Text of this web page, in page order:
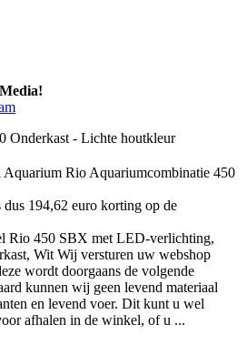
Aquarium Rio Aquariumcombinatie 450
dus 194,62 euro korting op de
Rio 450 SBX met LED-verlichting,
Wit Wij versturen uw webshop
wordt doorgaans de volgende
kunnen wij geen levend materiaal
en levend voer. Dit kunt u wel
afhalen in de winkel, of u ...